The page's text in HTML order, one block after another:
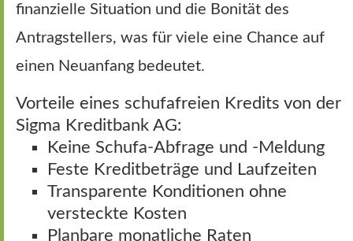
finanzielle Situation und die Bonität des
Antragstellers, was für viele eine Chance auf
einen Neuanfang bedeutet.
Vorteile eines schufafreien Kredits von der
Sigma Kreditbank AG:
Keine Schufa-Abfrage und -Meldung
Feste Kreditbeträge und Laufzeiten
Transparente Konditionen ohne
versteckte Kosten
Planbare monatliche Raten